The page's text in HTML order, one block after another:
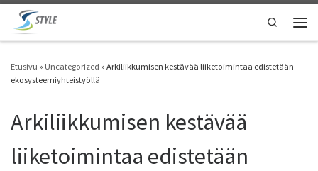
Skip to content
Search
Etusivu » Uncategorized » Arkiliikkumisen kestävää liiketoimintaa edistetään
ekosysteemiyhteistyöllä
Arkiliikkumisen kestävää
liiketoimintaa edistetään